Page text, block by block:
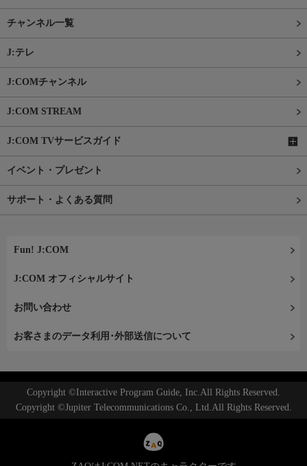
チャンネル一覧
J:テレ
J:COMチャンネル
J:COM STREAM
J:COM TVサービスガイド
イベント・プレゼント
サポート・よくある質問
Fun! J:COM
J:COM オフィシャルサイト
お問い合わせ
お客さまのデータ利用･外部送信について
Copyright ©Interactive Program Guide, Inc.All Rights Reserved.
Copyright ©Jupiter Telecommunications Co., Ltd.All Rights Reserved.